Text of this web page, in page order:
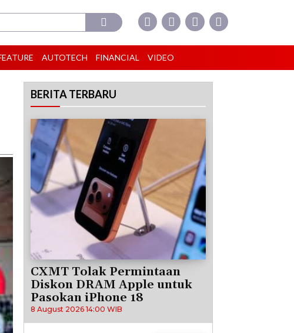
AUTOTECH FINANCIAL VIDEO
BERITA TERBARU
CXMT Tolak Permintaan
Diskon DRAM Apple untuk
Pasokan iPhone 18
8 August 2026 14:00 WIB